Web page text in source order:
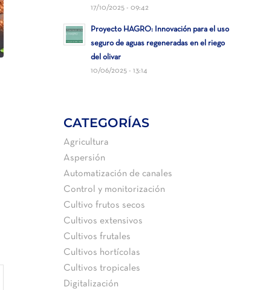
17/10/2025 - 09:42
Proyecto HAGRO: Innovación para el uso
seguro de aguas regeneradas en el riego
del olivar
10/06/2025 - 13:14
CATEGORÍAS
Agricultura
Aspersión
Automatización de canales
Control y monitorización
Cultivo frutos secos
Cultivos extensivos
Cultivos frutales
Cultivos hortícolas
Cultivos tropicales
Digitalización